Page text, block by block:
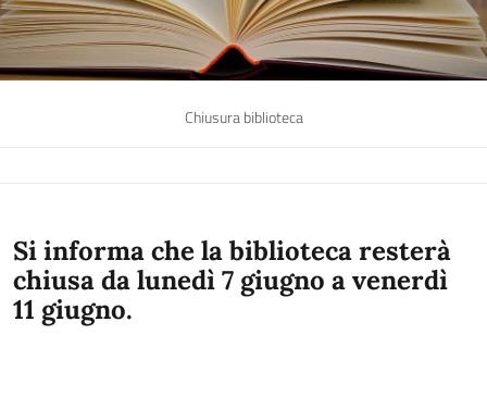
Chiusura biblioteca
Si informa che la biblioteca resterà
chiusa da lunedì 7 giugno a venerdì
11 giugno.